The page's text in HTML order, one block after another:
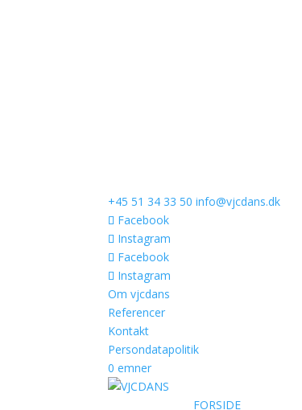
+45 51 34 33 50 info@vjcdans.dk
Facebook
Instagram
Facebook
Instagram
Om vjcdans
Referencer
Kontakt
Persondatapolitik
0 emner
FORSIDE